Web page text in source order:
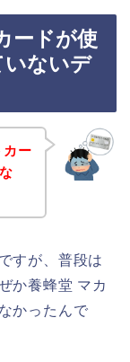
ードが使
いないデ
ー
すが、普段は
か養蜂堂 マカ
かったんで